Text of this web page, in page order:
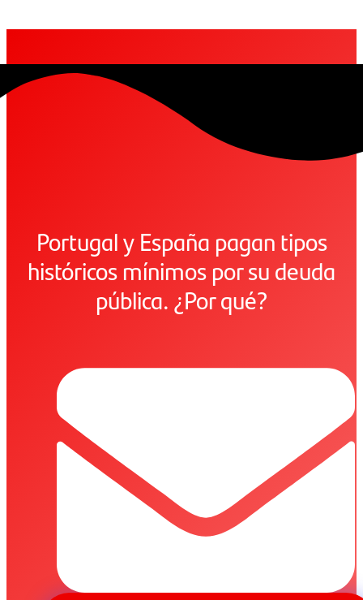
Portugal y España pagan tipos
históricos mínimos por su deuda
pública. ¿Por qué?